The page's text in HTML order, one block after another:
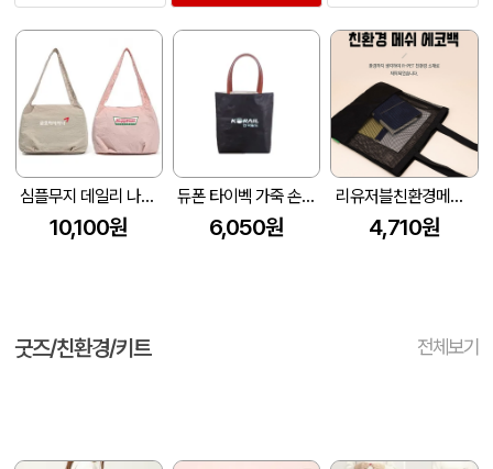
심플무지 데일리 나일론 숄더 토트백 Z747
10,100원
듀폰 타이벡 가죽 손잡이 손잡이 토트백가방
6,050원
리유저블친환경메쉬가방 (385mm*385mm)
4,710원
굿즈/친환경/키트 전체보기